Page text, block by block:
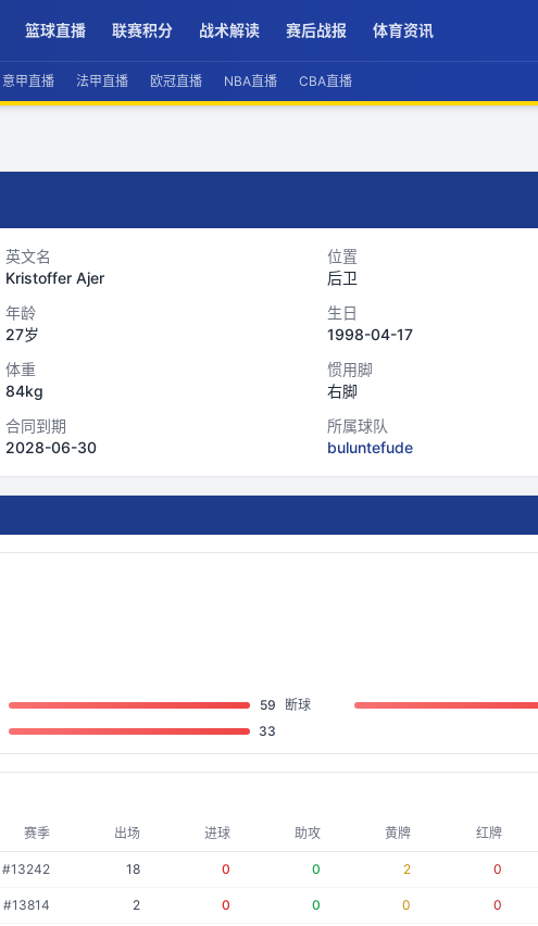
篮球直播 联赛积分 战术解读 赛后战报 体育资讯
意甲直播 法甲直播 欧冠直播 NBA直播 CBA直播
英文名
Kristoffer Ajer
位置
后卫
年龄
27岁
生日
1998-04-17
体重
84kg
惯用脚
右脚
合同到期
2028-06-30
所属球队
buluntefude
59 断球
33
赛季 出场 进球 助攻 黄牌 红牌
#13242 18 0 0 2 0
#13814 2 0 0 0 0